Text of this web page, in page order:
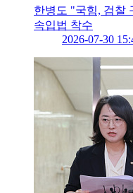
한병도 "국힘, 검찰
속입법 착수
2026-07-30